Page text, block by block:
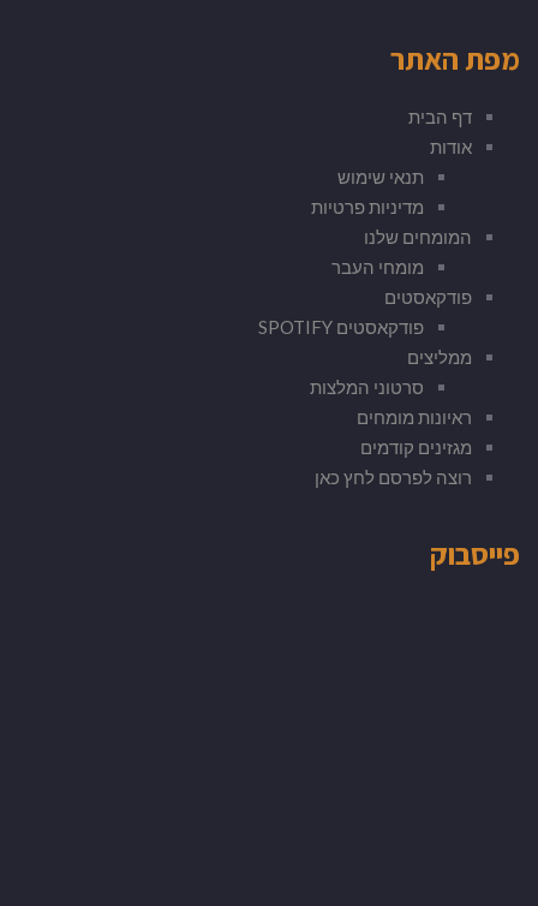
מפת האתר
דף הבית
אודות
תנאי שימוש
מדיניות פרטיות
המומחים שלנו
מומחי העבר
פודקאסטים
פודקאסטים SPOTIFY
ממליצים
סרטוני המלצות
ראיונות מומחים
מגזינים קודמים
רוצה לפרסם לחץ כאן
פייסבוק